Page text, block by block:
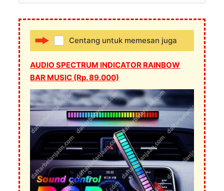
Centang untuk memesan juga
AUDIO SPECTRUM INDICATOR RAINBOW
BAR MUSIC (Rp. 89.000)